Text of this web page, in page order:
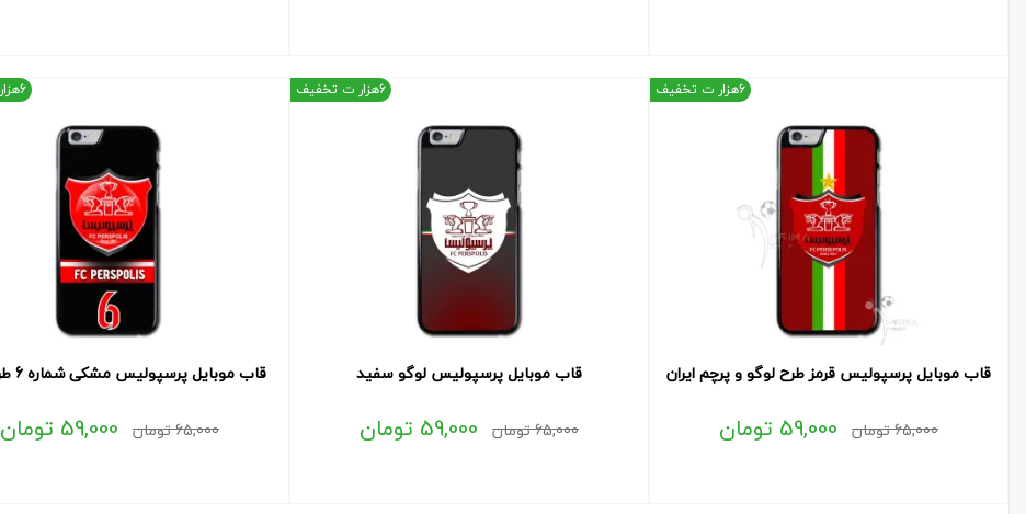
قاب موبایل پرسپولیس قرمز طرح لوگو و پرچم ایران
65,000تومان تومان
6هزار ت تخفیف
قاب موبایل پرسپولیس لوگو سفید
65,000تومان تومان
6هزار ت تخفیف
قاب موبایل پرسپولیس مشکی شماره 6 طرح لوگو
65,000تومان تومان
6هزار ت تخفیف